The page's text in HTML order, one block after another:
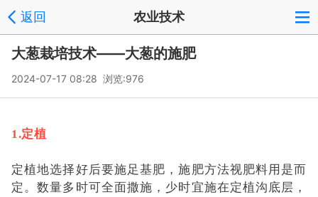
返回 农业技术
大葱栽培技术——大葱的施肥
2024-07-17 08:28 浏览:976
1.定植
定植地选择好后要施足基肥，施肥方法视肥料用是而
定。数量多时可全面撒施，少时宜施在定植沟底层，